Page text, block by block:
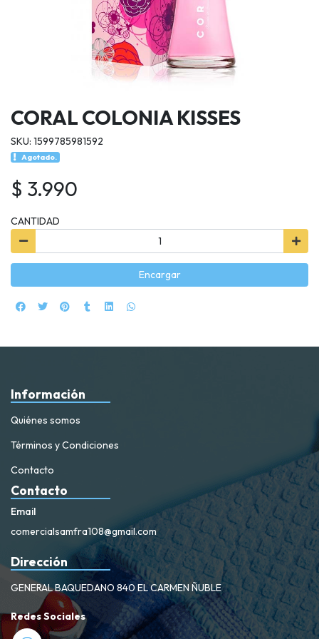
CORAL COLONIA KISSES
SKU: 1599785981592
Agotado.
$ 3.990
CANTIDAD
Encargar
Información
Quiénes somos
Términos y Condiciones
Contacto
Contacto
Email
comercialsamfra108@gmail.com
Dirección
GENERAL BAQUEDANO 840 EL CARMEN ÑUBLE
Redes Sociales